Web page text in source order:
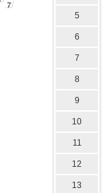
5
6
7
8
9
10
11
12
13